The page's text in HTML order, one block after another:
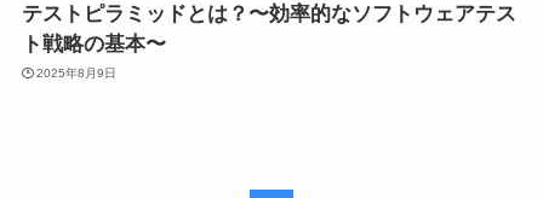
テストピラミッドとは？〜効率的なソフトウェアテス
ト戦略の基本〜
2025年8月9日